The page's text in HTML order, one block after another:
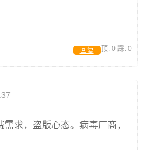
顶: 0 踩: 0
回复
求，盗版心态。病毒厂商，